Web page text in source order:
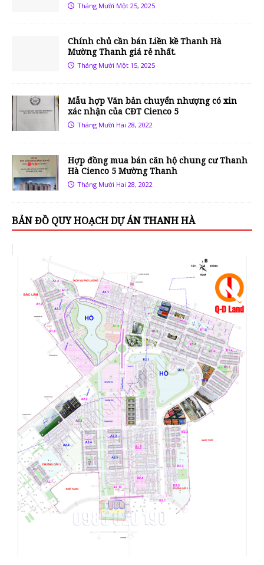
Tháng Mười Một 25, 2025
Chính chủ cần bán Liền kề Thanh Hà
Mường Thanh giá rẻ nhất.
Tháng Mười Một 15, 2025
Mẫu hợp Văn bản chuyển nhượng có xin
xác nhận của CĐT Cienco 5
Tháng Mười Hai 28, 2022
Hợp đồng mua bán căn hộ chung cư Thanh
Hà Cienco 5 Mường Thanh
Tháng Mười Hai 28, 2022
BẢN ĐỒ QUY HOẠCH DỰ ÁN THANH HÀ